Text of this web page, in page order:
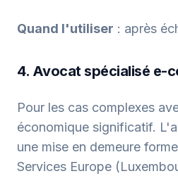
Quand l'utiliser : après
4. Avocat spécialisé e-
Pour les cas complexes
économique significatif.
une mise en demeure
Services Europe